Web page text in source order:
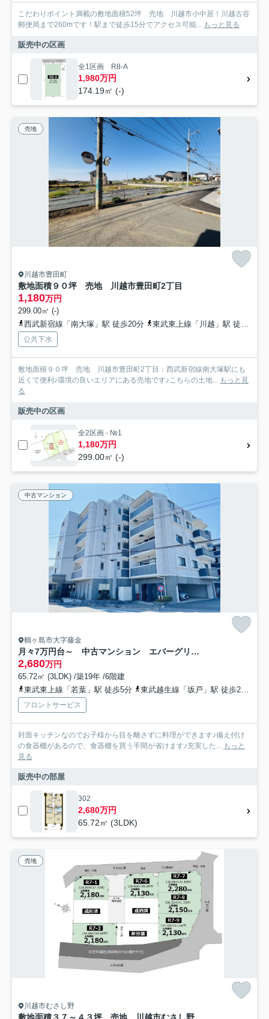
こだわりポイント満載の敷地面積52坪 売地 川越市小中居！川越古谷
郵便局まで260mです！駅まで徒歩15分でアクセス可能... もっと見る
販売中の区画
全1区画 R8-A
1,980万円
174.19㎡ (-)
売地
川越市豊田町
敷地面積９０坪 売地 川越市豊田町2丁目
1,180万円
299.00㎡ (-)
西武新宿線「南大塚」駅 徒歩20分
東武東上線「川越」駅 徒歩37分
公共下水
敷地面積９０坪 売地 川越市豊田町2丁目：西武新宿線南大塚駅にも
近くて便利♪環境の良いエリアにある売地です♪こちらの土地...
もっと見
る
販売中の区画
全2区画 - №1
1,180万円
299.00㎡ (-)
中古マンション
鶴ヶ島市大字藤金
月々7万円台～ 中古マンション エバーグリーン若葉
2,680万円
65.72㎡ (3LDK) /築19年 /6階建
東武東上線「若葉」駅 徒歩5分
東武越生線「坂戸」駅 徒歩23分
フロントサービス
対面キッチンなのでお子様から目を離さずに料理ができます♪備え付け
の食器棚があるので、食器棚を買う手間が省けます♪充実した...
もっと
見る
販売中の部屋
302
2,680万円
65.72㎡ (3LDK)
売地
川越市むさし野
敷地面積３７～４３坪 売地 川越市むさし野